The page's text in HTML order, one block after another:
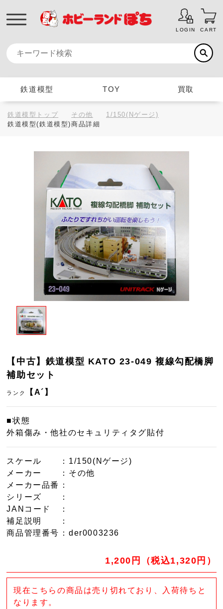
LOGIN CART
鉄道模型 TOY 買取
鉄道模型トップ その他
1/150(Nゲージ)
鉄道模型(鉄道模型)商品詳細
【中古】鉄道模型 KATO 23-049 複線勾配橋脚
補助セット
ランク 【A´】
■状態
外箱傷み・他社のセキュリティタグ貼付
スケール
：1/150(Nゲージ)
メーカー
：その他
メーカー品番
：
シリーズ
：
JANコード
：
補足説明
：
商品管理番号 ：der0003236
1,200円（税込1,320円）
現在こちらの商品は売り切れており、入荷待ちと
なります。